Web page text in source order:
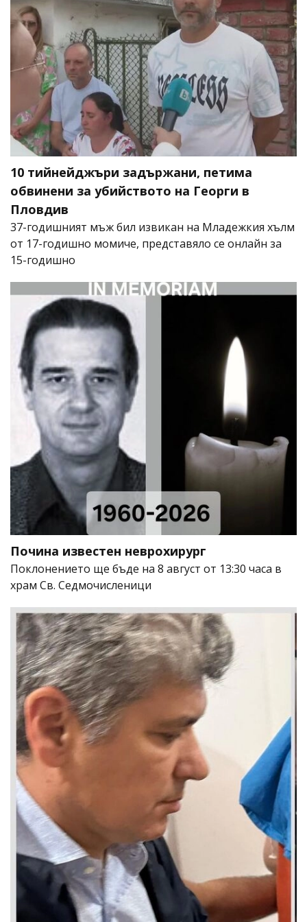
10 тийнейджъри задържани, петима
обвинени за убийството на Георги в
Пловдив
37-годишният мъж бил извикан на Младежкия хълм
от 17-годишно момиче, представяло се онлайн за
15-годишно
Почина известен неврохирург
Поклонението ще бъде на 8 август от 13:30 часа в
храм Св. Седмочисленици